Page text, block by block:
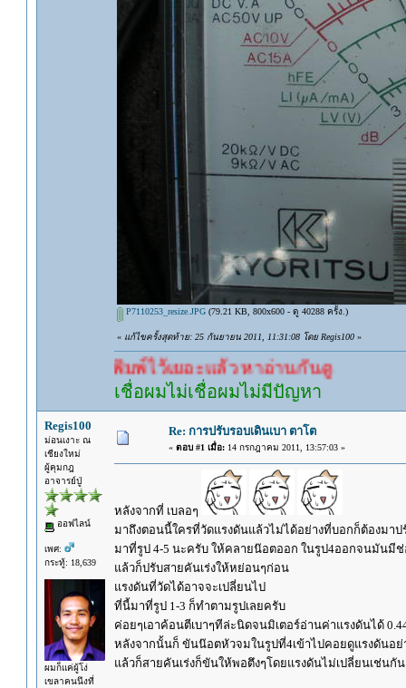
P7110253_resize.JPG(79.21 KB, 800x600 - ดู 40288 ครั้ง.)
« แก้ไขครั้งสุดท้าย: 25 กันยายน 2011, 11:31:08 โดย Regis100»
ว้เยอะแล้ว หาอ่านกันดู
เชื่อผมไม่เชื่อผมไม่มีปัญหา
Regis100
ม่อนเงาะ ณ
เชียงใหม่
ผู้คุมกฎ
อาจารย์ปู่
ออฟไลน์
เพศ:
กระทู้: 18,639
ผมก็แค่ผู้โง่
เขลาคนนึงที่
Re: การปรับรอบเดินเบา ตาโต
« ตอบ #1 เมื่อ:14 กรกฎาคม 2011, 13:57:03 »
หลังจากที่ เบลอๆ
มาถึงตอนนี้ใครที่วัดแรงดันแล้วไม่ได้อย่างที่บอกก็ต้องมาป
มาที่รูป 4-5 นะครับ ให้คลายน๊อตออก ในรูป4ออกจนมันมีช่
แล้วก็ปรับสายคันเร่งให้หย่อนๆก่อน
แรงดันที่วัดได้อาจจะเปลี่ยนไป
ที่นี้มาที่รูป 1-3 ก็ทำตามรูปเลยครับ
ค่อยๆเอาค้อนตีเบาๆทีล่ะนิดจนมิเตอร์อ่านค่าแรงดันได้
หลังจากนั้นก็ ขันน๊อตหัวจมในรูปที่4เข้าไปคอยดูแรงดันอ
แล้วก็สายคันเร่งก็ขันให้พอตึงๆโดยแรงดันไม่เปลี่ยนเช่นกัน